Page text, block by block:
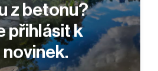
z betonu?
přihlásit k